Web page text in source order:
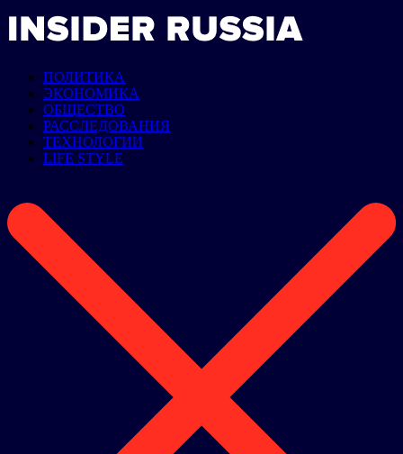
ПОЛИТИКА
ЭКОНОМИКА
ОБЩЕСТВО
РАССЛЕДОВАНИЯ
ТЕХНОЛОГИИ
LIFE STYLE